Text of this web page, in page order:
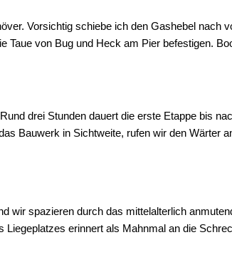
Vorsichtig schiebe ich den Gashebel nach
Taue von Bug und Heck am Pier befestigen.
drei Stunden dauert die erste Etappe bis
Bauwerk in Sichtweite, rufen wir den Wärter
spazieren durch das mittelalterlich
erinnert als Mahnmal an die